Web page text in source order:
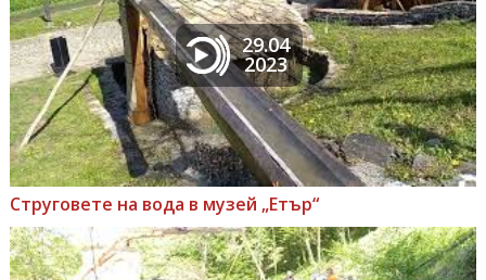
29.04
2023
Струговете на вода в музей „Етър“